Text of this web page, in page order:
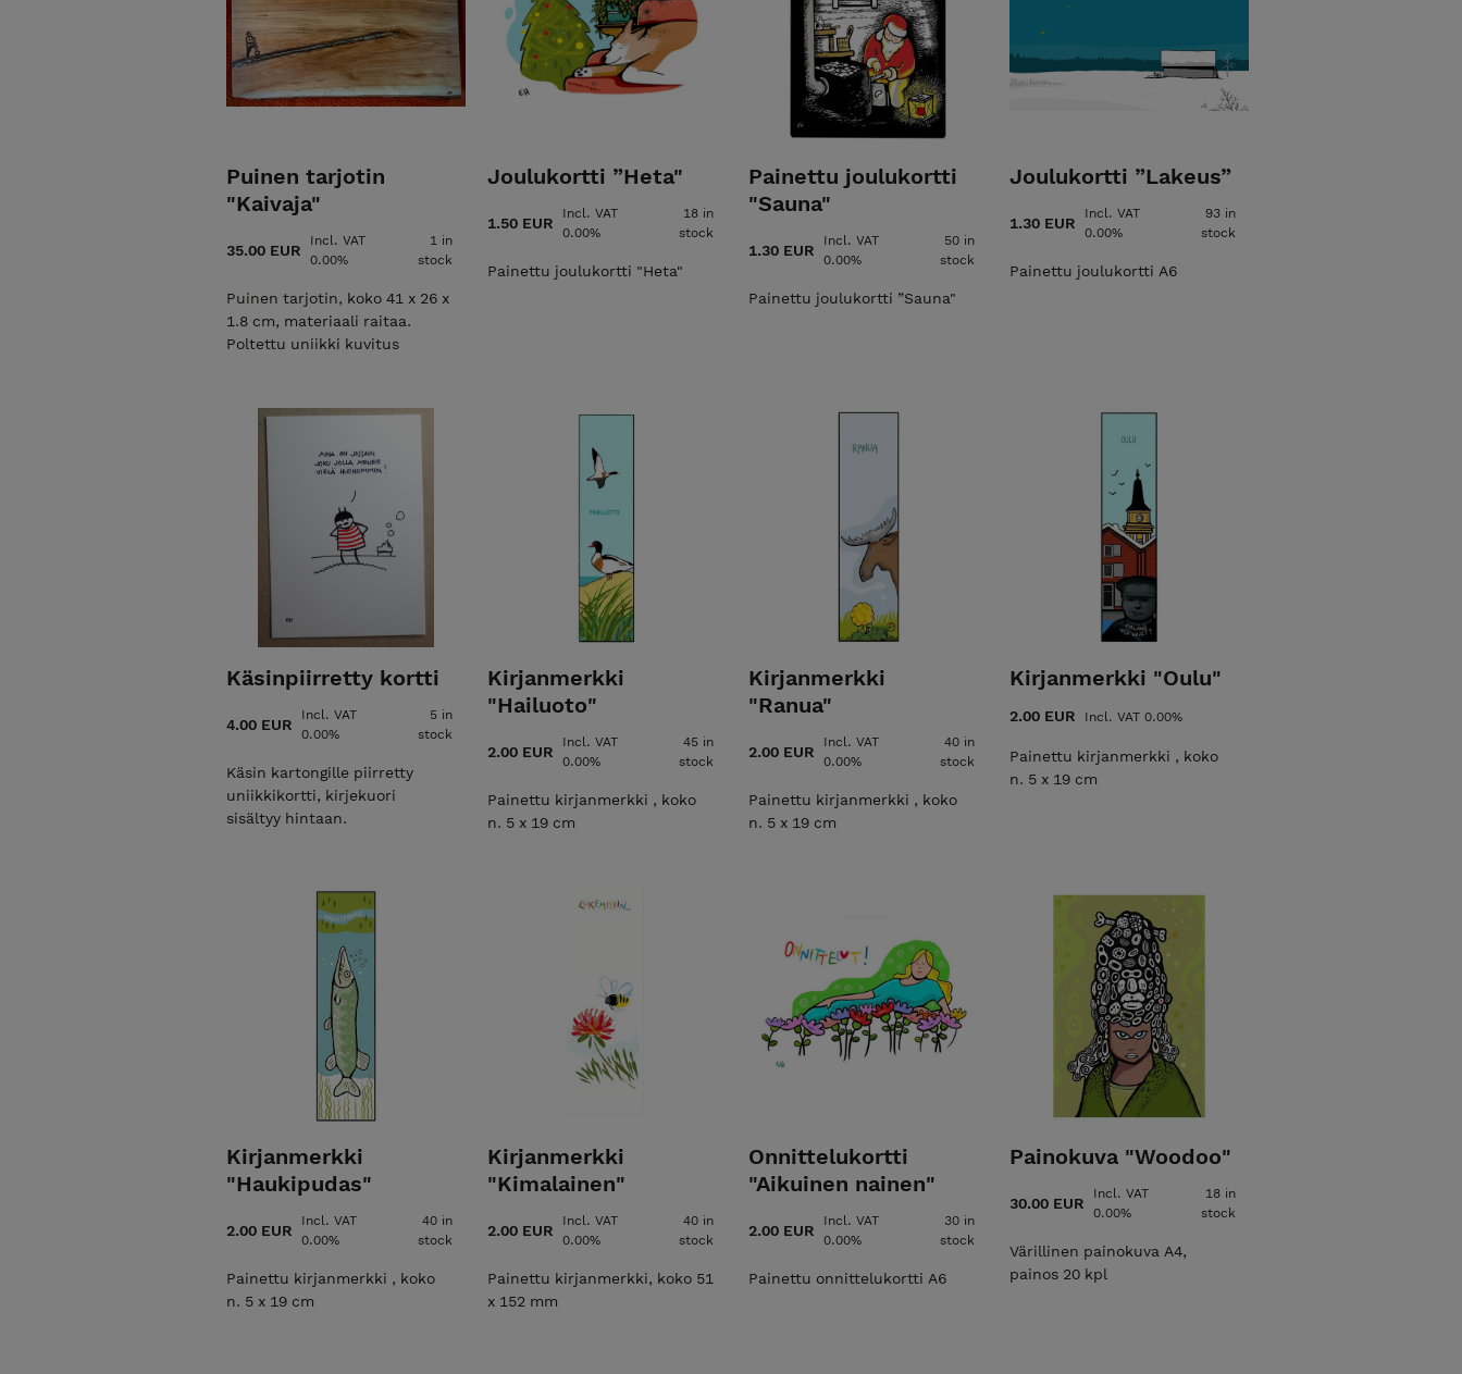
Puinen tarjotin
"Kaivaja"
35.00 EUR
Incl. VAT
0.00%
1 in
stock
Puinen tarjotin, koko 41 x 26 x
1.8 cm, materiaali raitaa.
Poltettu uniikki kuvitus
Joulukortti ”Heta"
1.50 EUR
Incl. VAT
0.00%
18 in
stock
Painettu joulukortti "Heta"
Painettu joulukortti
"Sauna"
1.30 EUR
Incl. VAT
0.00%
50 in
stock
Painettu joulukortti ”Sauna"
Joulukortti ”Lakeus”
1.30 EUR
Incl. VAT
0.00%
93 in
stock
Painettu joulukortti A6
Käsinpiirretty kortti
4.00 EUR
Incl. VAT
0.00%
5 in
stock
Käsin kartongille piirretty
uniikkikortti, kirjekuori
sisältyy hintaan.
Kirjanmerkki
"Hailuoto"
2.00 EUR
Incl. VAT
0.00%
45 in
stock
Painettu kirjanmerkki , koko
n. 5 x 19 cm
Kirjanmerkki
"Ranua"
2.00 EUR
Incl. VAT
0.00%
40 in
stock
Painettu kirjanmerkki , koko
n. 5 x 19 cm
Kirjanmerkki "Oulu"
2.00 EUR Incl. VAT 0.00%
Painettu kirjanmerkki , koko
n. 5 x 19 cm
Kirjanmerkki
"Haukipudas"
2.00 EUR
Incl. VAT
0.00%
40 in
stock
Painettu kirjanmerkki , koko
n. 5 x 19 cm
Kirjanmerkki
"Kimalainen"
2.00 EUR
Incl. VAT
0.00%
40 in
stock
Painettu kirjanmerkki, koko 51
x 152 mm
Onnittelukortti
"Aikuinen nainen"
2.00 EUR
Incl. VAT
0.00%
30 in
stock
Painettu onnittelukortti A6
Painokuva "Woodoo"
30.00 EUR
Incl. VAT
0.00%
18 in
stock
Värillinen painokuva A4,
painos 20 kpl